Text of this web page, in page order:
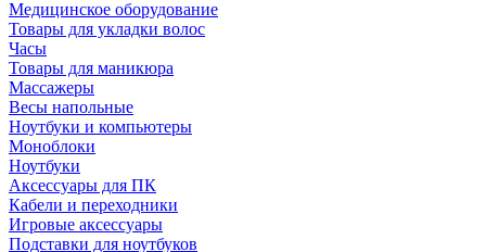
Медицинское оборудование
Товары для укладки волос
Часы
Товары для маникюра
Массажеры
Весы напольные
Ноутбуки и компьютеры
Моноблоки
Ноутбуки
Аксессуары для ПК
Кабели и переходники
Игровые аксессуары
Подставки для ноутбуков